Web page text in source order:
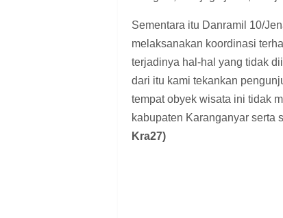
Sementara itu Danramil 10/
melaksanakan koordinasi
terjadinya hal-hal yang tidak
dari itu kami tekankan
tempat obyek wisata ini tidak
kabupaten Karanganyar serta
Kra27)